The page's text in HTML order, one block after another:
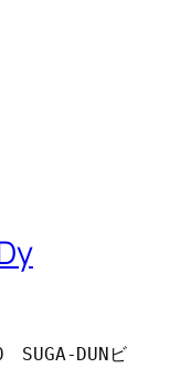
SUGA-DUNビ